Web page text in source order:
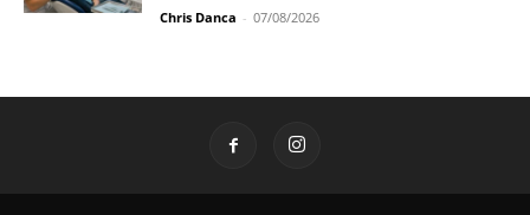
Chris Danca - 07/08/2026